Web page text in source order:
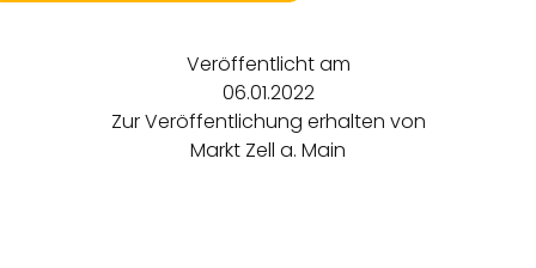
Veröffentlicht am
06.01.2022
Zur Veröffentlichung erhalten von
Markt Zell a. Main